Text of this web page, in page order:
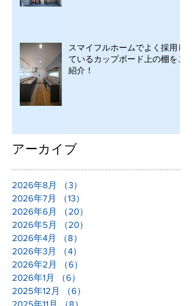
スマイフルホームでよく採用し
ているカップボード上の棚をご
紹介！
アーカイブ
2026年8月 （3）
2026年7月
（13）
2026年6月
（20）
2026年5月
（20）
2026年4月
（8）
2026年3月
（4）
2026年2月
（6）
2026年1月
（6）
2025年12月
（6）
2025年11月
（8）